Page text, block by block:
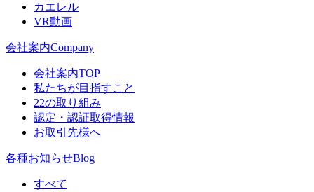
カエレル
VR動画
会社案内Company
会社案内TOP
私たちが目指すこと
22の取り組み
認定・認証取得情報
お取引先様へ
各種お知らせBlog
すべて